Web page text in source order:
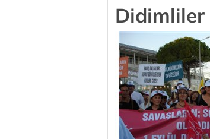
Didimliler